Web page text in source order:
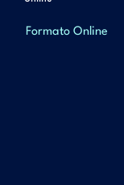
Formato Online